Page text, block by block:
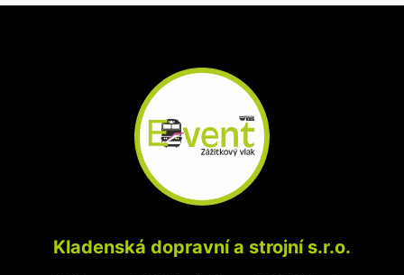
Kladenská dopravní a strojní s.r.o.